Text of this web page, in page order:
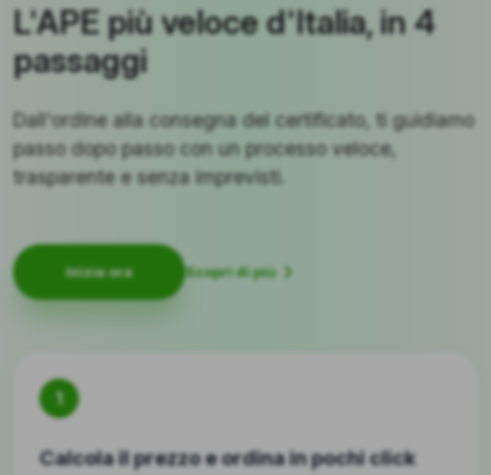
L'APE più veloce d'Italia, in 4
passaggi
Dall'ordine alla consegna del certificato, ti guidiamo
passo dopo passo con un processo veloce,
trasparente e senza imprevisti.
Inizia ora Scopri di più
1
Calcola il prezzo e ordina in pochi click